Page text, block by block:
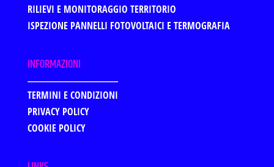
RILIEVI E MONITORAGGIO TERRITORIO
ISPEZIONE PANNELLI FOTOVOLTAICI E TERMOGRAFIA
INFORMAZIONI
TERMINI E CONDIZIONI
PRIVACY POLICY
COOKIE POLICY